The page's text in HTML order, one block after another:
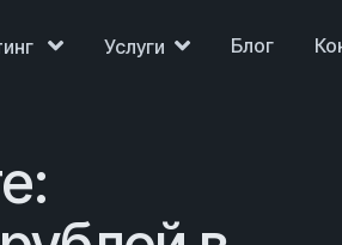
Услуги Блог